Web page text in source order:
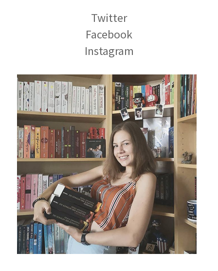
Twitter
Facebook
Instagram